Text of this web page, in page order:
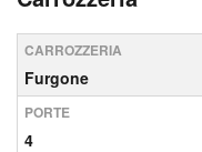
CARROZZERIA
Furgone
PORTE
4